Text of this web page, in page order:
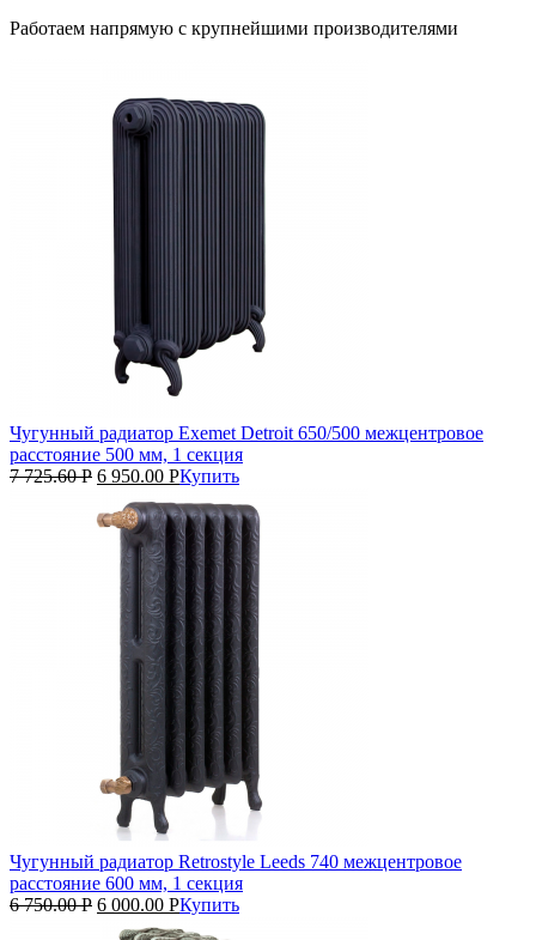
Работаем напрямую с крупнейшими производителями
Чугунный радиатор Exemet Detroit 650/500 межцентровое
расстояние 500 мм, 1 секция
7 725.60Р 6 950.00 РКупить
Чугунный радиатор Retrostyle Leeds 740 межцентровое
расстояние 600 мм, 1 секция
6 750.00Р 6 000.00 РКупить